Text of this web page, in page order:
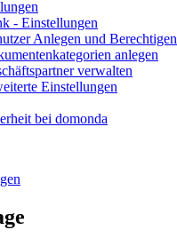
- Einstellungen
Anlegen und Berechtigen
anlegen
verwalten
Einstellungen
bei domonda